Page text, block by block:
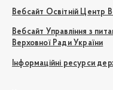
Вебсайт Освітній Центр
Вебсайт Управління з
Верховної Ради України
Інформаційні ресурси